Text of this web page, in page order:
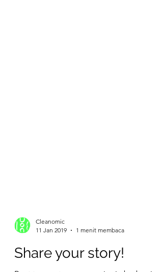
Cleanomic
11 Jan 2019
1 menit membaca